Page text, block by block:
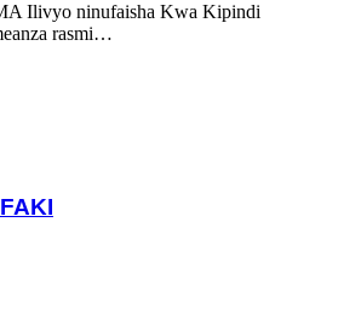
Ilivyo ninufaisha Kwa Kipindi
rasmi…